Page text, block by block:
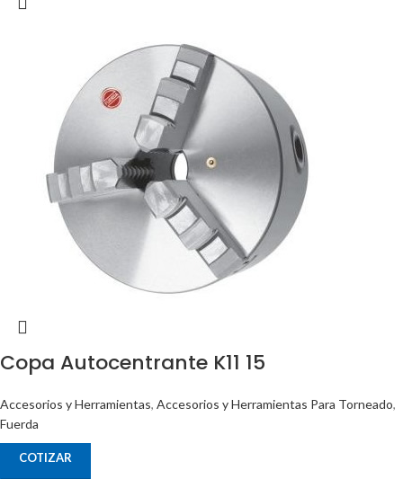
Copa Autocentrante K11 15
Accesorios y Herramientas, Accesorios y Herramientas Para Torneado,
Fuerda
COTIZAR